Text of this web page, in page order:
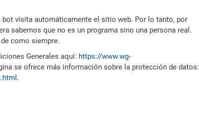
bot visita automáticamente el sitio web. Por lo tanto, por
sabemos que no es un programa sino una persona real.
como siempre.
Generales aquí: https://www.wg-
se ofrece más información sobre la protección de datos:
.